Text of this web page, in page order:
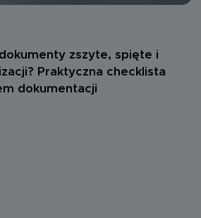
zszyte, spięte i
Praktyczna checklista
dokumentacji